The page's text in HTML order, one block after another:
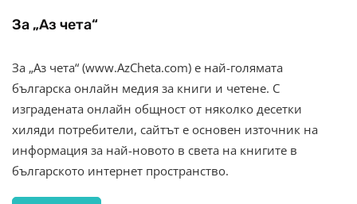
За „Аз чета“
За „Аз чета“ (www.AzCheta.com) е най-голямата
българска онлайн медия за книги и четене. С
изградената онлайн общност от няколко десетки
хиляди потребители, сайтът е основен източник на
информация за най-новото в света на книгите в
българското интернет пространство.